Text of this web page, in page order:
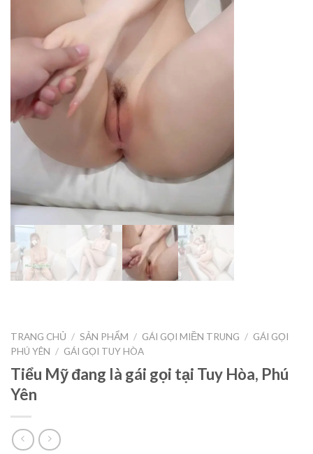
TRANG CHỦ / SẢN PHẨM / GÁI GỌI MIỀN TRUNG / GÁI GỌI
PHÚ YÊN / GÁI GỌI TUY HÒA
Tiểu Mỹ đang là gái gọi tại Tuy Hòa, Phú
Yên